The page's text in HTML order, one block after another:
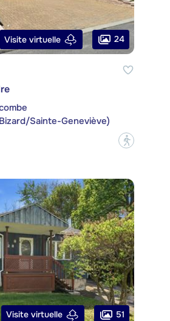
Visite virtuelle 24
Sainte-Geneviève)
?
Visite virtuelle 51